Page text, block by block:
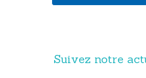
Suivez notre